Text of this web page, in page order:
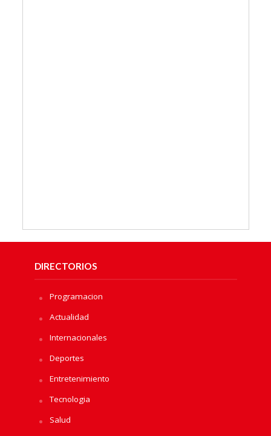
DIRECTORIOS
Programacion
Actualidad
Internacionales
Deportes
Entretenimiento
Tecnologia
Salud